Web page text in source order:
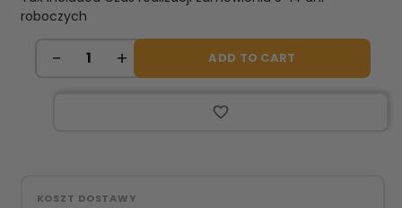
roboczych
ADD TO CART
favorite_border
KOSZT DOSTAWY